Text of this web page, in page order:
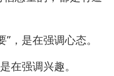
，是在强调心态。
在强调兴趣。